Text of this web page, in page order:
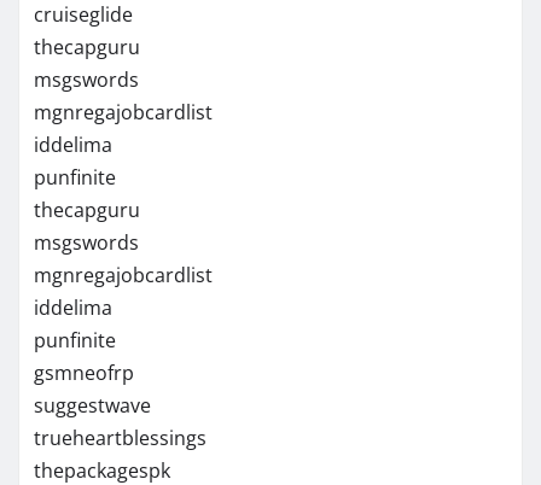
cruiseglide
thecapguru
msgswords
mgnregajobcardlist
iddelima
punfinite
thecapguru
msgswords
mgnregajobcardlist
iddelima
punfinite
gsmneofrp
suggestwave
trueheartblessings
thepackagespk